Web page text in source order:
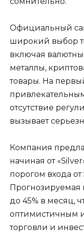
Официальный
широкий выбор
включая
металлы,
товары. На
отсутствие
вызывает
Компания
начиная от
порогом входа
Прогнозируемая
до 45% в месяц,
оптимистичным
торговли и